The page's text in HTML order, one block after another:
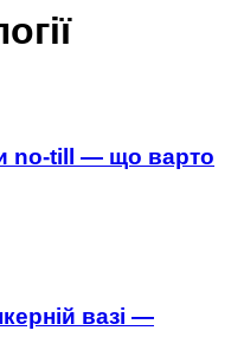
no-till — що варто
вазі —